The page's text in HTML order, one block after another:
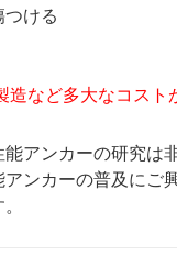
ける
など多大なコスト
アンカーの研究は
ンカーの普及にご